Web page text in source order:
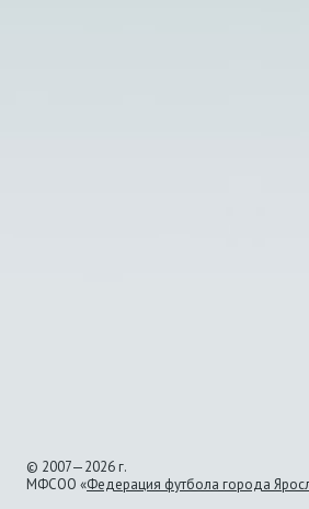
© 2007—2026 г.
МФСОО «Федерация футбола города